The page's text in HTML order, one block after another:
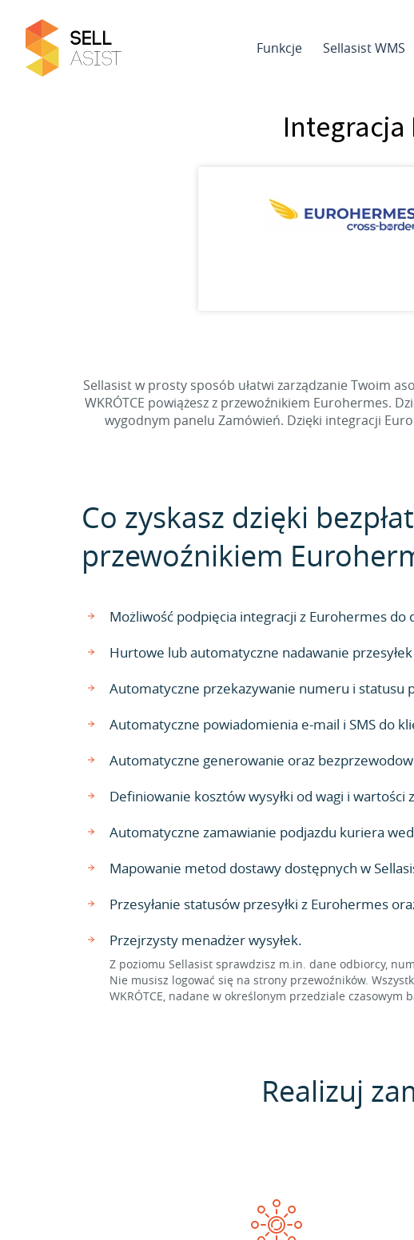
Funkcje Sellasist WMS
Integracja
Sellasist w prosty sposób ułatwi zarządzanie Twoim
WKRÓTCE powiążesz z przewoźnikiem Eurohermes.
wygodnym panelu Zamówień. Dzięki integracji
Co zyskasz dzięki
przewoźnikiem
Możliwość podpięcia integracji z Eurohermes do
Hurtowe lub automatyczne nadawanie
Automatyczne przekazywanie numeru i statusu
Automatyczne powiadomienia e-mail i SMS do
Automatyczne generowanie oraz
Definiowanie kosztów wysyłki od wagi i wartości
Automatyczne zamawianie podjazdu kuriera
Mapowanie metod dostawy dostępnych w
Przesyłanie statusów przesyłki z Eurohermes
Przejrzysty menadżer wysyłek.
Z poziomu Sellasist sprawdzisz m.in. dane odbiorcy,
Nie musisz logować się na strony przewoźników.
WKRÓTCE, nadane w określonym przedziale
Realizuj